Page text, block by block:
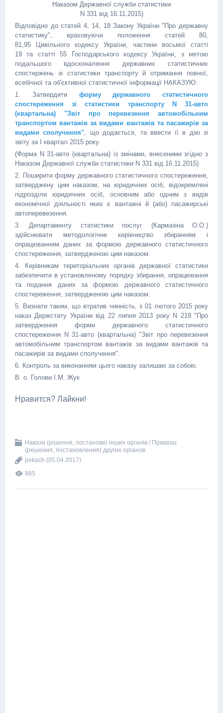
Наказом Державної служби статистики
N 331 від 16.11.2015)
Відповідно до статей 4, 14, 18 Закону України "Про державну
статистику", враховуючи положення статей 80,
81,95 Цивільного кодексу України, частини восьмої статті
19 та статті 55 Господарського кодексу України, з метою
подальшого вдосконалення державних статистичних
спостержень зі статистики транспорту й отримання повної,
всебічної та об'єктивної статистичної інформації НАКАЗУЮ:
1. Затвердити форму державного статистичного
спостереження зі статистики транспорту N 31-авто
(квартальна) "Звіт про перевезення автомобільним
транспортом вантажів за видами вантажів та пасажирів за
видами сполучення", що додається, та ввести її в дію зі
звіту за І квартал 2015 року.
(Форма N 31-авто (квартальна) із змінами, внесеними згідно з
Наказом Державної служби статистики N 331 від 16.11.2015)
2. Поширити форму державного статистичного спостереження,
затверджену цим наказом, на юридичних осіб, відокремлені
підрозділи юридичних осіб, основним або одним з видів
економічної діяльності яких є вантажні й (або) пасажирські
автоперевезення.
3. Департаменту статистики послуг (Кармазіна О.О.)
здійснювати методологічне керівництво збиранням і
опрацюванням даних за формою державного статистичного
спостереження, затвердженою цим наказом.
4. Керівникам територіальних органів державної статистики
забезпечити в установленому порядку збирання, опрацювання
та подання даних за формою державного статистичного
спостереження, затвердженою цим наказом.
5. Визнати таким, що втратив чинність, з 01 лютого 2015 року
наказ Держстату України від 22 липня 2013 року N 219 "Про
затвердження форми державного статистичного
спостереження N 31-авто (квартальна) "Звіт про перевезення
автомобільним транспортом вантажів за видами вантажів та
пасажирів за видами сполучення".
6. Контроль за виконанням цього наказу залишаю за собою.
В. о. Голови І.М. Жук
Нравится? Лайкни!
Накази (рішення, постанови) інших органів / Приказы
(решения, постановления) других органов
pekach (05.04.2017)
985